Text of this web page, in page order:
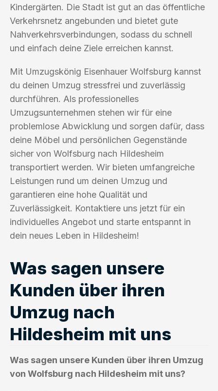
Kindergärten. Die Stadt ist gut an das öffentliche
Verkehrsnetz angebunden und bietet gute
Nahverkehrsverbindungen, sodass du schnell
und einfach deine Ziele erreichen kannst.
Mit Umzugskönig Eisenhauer Wolfsburg kannst
du deinen Umzug stressfrei und zuverlässig
durchführen. Als professionelles
Umzugsunternehmen stehen wir für eine
problemlose Abwicklung und sorgen dafür, dass
deine Möbel und persönlichen Gegenstände
sicher von Wolfsburg nach Hildesheim
transportiert werden. Wir bieten umfangreiche
Leistungen rund um deinen Umzug und
garantieren eine hohe Qualität und
Zuverlässigkeit. Kontaktiere uns jetzt für ein
individuelles Angebot und starte entspannt in
dein neues Leben in Hildesheim!
Was sagen unsere
Kunden über ihren
Umzug nach
Hildesheim mit uns
Was sagen unsere Kunden über ihren Umzug
von Wolfsburg nach Hildesheim mit uns?